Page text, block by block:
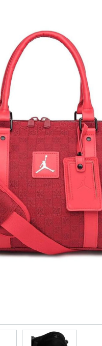
чемоданов
Сумки для
Сумки-
Сумки-
колёсах
Сумки